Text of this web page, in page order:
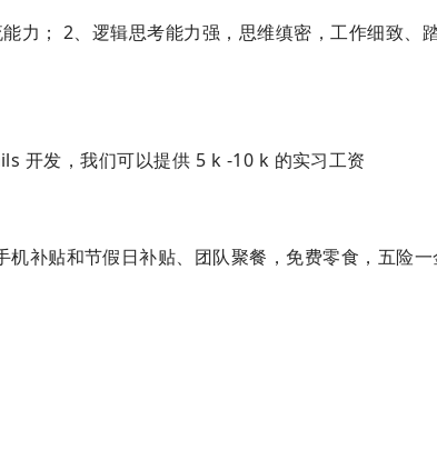
力； 2、逻辑思考能力强，思维缜密，工作细致、
开发，我们可以提供 5 k -10 k 的实习工资
补贴和节假日补贴、团队聚餐，免费零食，五险